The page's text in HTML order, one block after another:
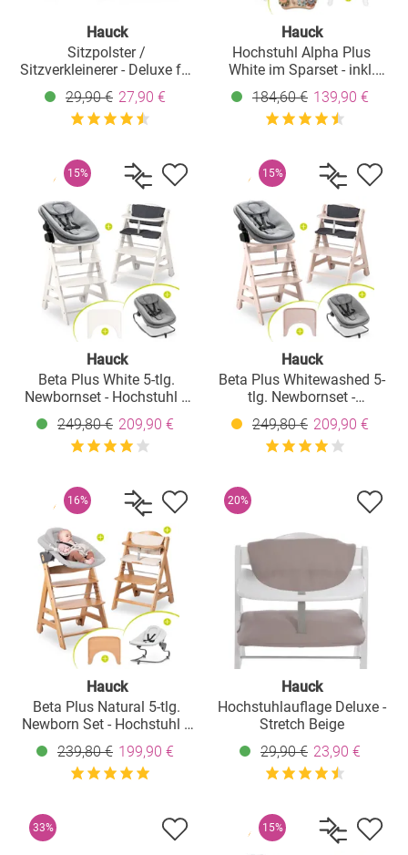
Hauck
Sitzpolster /
Sitzverkleinerer - Deluxe für
Alpha Hochstuhl - Grau
29,90 € 27,90 €
Hauck
Hochstuhl Alpha Plus
White im Sparset - inkl.
Sitzkissen + Play Tray
Basis + Spielzeug Play
Repairing mit Zahnrädern
184,60 € 139,90 €
15%
Hauck
Beta Plus White 5-tlg.
Newbornset - Hochstuhl +
2in1 Babyaufsatz & Wippe,
Essbrett, Sitzkissen - Dark
Grey Melange
249,80 € 209,90 €
15%
Hauck
Beta Plus Whitewashed 5-
tlg. Newbornset -
Hochstuhl + 2in1
Babyaufsatz & Wippe,
Essbrett, Sitzkissen - Dark
249,80 € 209,90 €
16%
Hauck
Beta Plus Natural 5-tlg.
Newborn Set - Hochstuhl +
2in1 Neugeborenen-
Aufsatz & Wippe Premium
+ Essbrett + Sitzkissen -
239,80 € 199,90 €
20%
Hauck
Hochstuhlauflage Deluxe -
Stretch Beige
29,90 € 23,90 €
33% 15%